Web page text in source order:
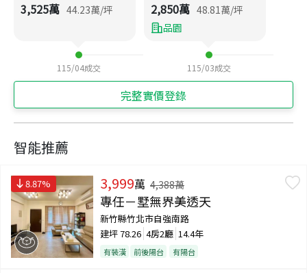
3,525萬 44.23萬/坪
115/04成交
2,850萬 48.81萬/坪
品園
115/03成交
完整實價登錄
智能推薦
8.87% 3,999萬 4,388萬
專任－墅無界美透天
新竹縣竹北市自強南路
建坪78.26 4房2廳 14.4年
有裝潢 前後陽台 有陽台